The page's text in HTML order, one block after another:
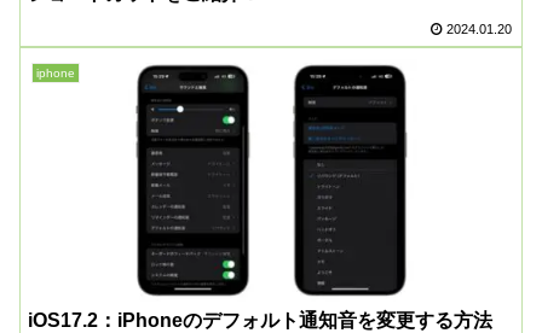
2024.01.20
iphone
iOS17.2：iPhoneのデフォルト通知音を変更する方法